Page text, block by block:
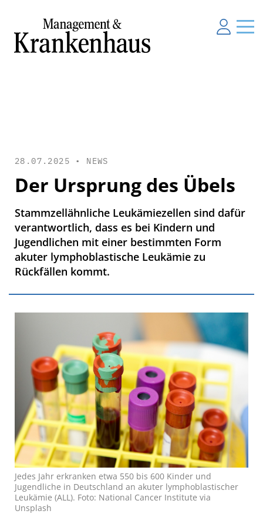
28.07.2025 • NEWS
Der Ursprung des Übels
Stammzellähnliche Leukämiezellen sind dafür
verantwortlich, dass es bei Kindern und
Jugendlichen mit einer bestimmten Form
akuter lymphoblastische Leukämie zu
Rückfällen kommt.
Jedes Jahr erkranken etwa 550 bis 600 Kinder und
Jugendliche in Deutschland an akuter lymphoblastischer
Leukämie (ALL). Foto: National Cancer Institute via
Unsplash